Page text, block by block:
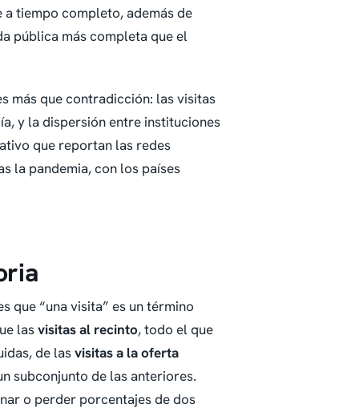
a tiempo completo, además de
pública más completa que el
más que contradicción: las visitas
y la dispersión entre instituciones
que reportan las redes
la pandemia, con los países
que “una visita” es un término
lasvisitas al recinto, todo el que
de lasvisitas a la oferta
subconjunto de las anteriores.
o perder porcentajes de dos